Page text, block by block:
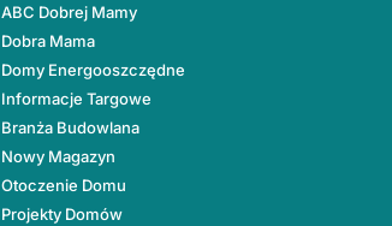
ABC Dobrej Mamy
Dobra Mama
Domy Energooszczędne
Informacje Targowe
Branża Budowlana
Nowy Magazyn
Otoczenie Domu
Projekty Domów